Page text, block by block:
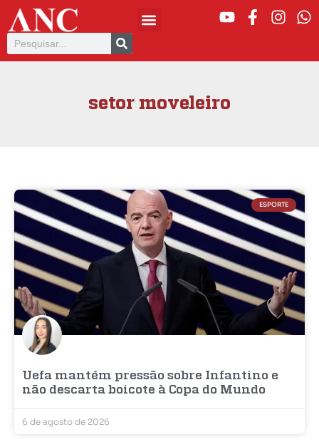
setor moveleiro
ESPORTE
Uefa mantém pressão sobre Infantino e
não descarta boicote à Copa do Mundo
6 de agosto de 2026